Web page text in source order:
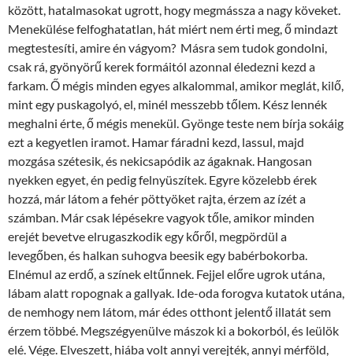
között, hatalmasokat ugrott, hogy megmássza a nagy köveket.
Menekülése felfoghatatlan, hát miért nem érti meg, ő mindazt
megtestesíti, amire én vágyom? Másra sem tudok gondolni,
csak rá, gyönyörű kerek formáitól azonnal éledezni kezd a
farkam. Ő mégis minden egyes alkalommal, amikor meglát, kilő,
mint egy puskagolyó, el, minél messzebb tőlem. Kész lennék
meghalni érte, ő mégis menekül. Gyönge teste nem bírja sokáig
ezt a kegyetlen iramot. Hamar fáradni kezd, lassul, majd
mozgása szétesik, és nekicsapódik az ágaknak. Hangosan
nyekken egyet, én pedig felnyüszítek. Egyre közelebb érek
hozzá, már látom a fehér pöttyöket rajta, érzem az ízét a
számban. Már csak lépésekre vagyok tőle, amikor minden
erejét bevetve elrugaszkodik egy kőről, megpördül a
levegőben, és halkan suhogva beesik egy babérbokorba.
Elnémul az erdő, a színek eltűnnek. Fejjel előre ugrok utána,
lábam alatt ropognak a gallyak. Ide-oda forogva kutatok utána,
de nemhogy nem látom, már édes otthont jelentő illatát sem
érzem többé. Megszégyenülve mászok ki a bokorból, és leülök
elé. Vége. Elveszett, hiába volt annyi verejték, annyi mérföld,